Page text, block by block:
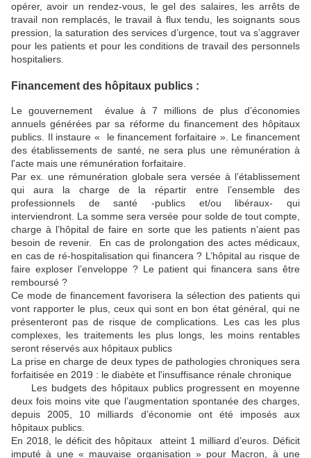
opérer, avoir un rendez-vous, le gel des salaires, les arrêts de
travail non remplacés, le travail à flux tendu, les soignants sous
pression, la saturation des services d’urgence, tout va s’aggraver
pour les patients et pour les conditions de travail des personnels
hospitaliers.
Financement des hôpitaux publics :
Le gouvernement évalue à 7 millions de plus d’économies
annuels générées par sa réforme du financement des hôpitaux
publics. Il instaure « le financement forfaitaire ». Le financement
des établissements de santé, ne sera plus une rémunération à
l'acte mais une rémunération forfaitaire.
Par ex. une rémunération globale sera versée à l’établissement
qui aura la charge de la répartir entre l’ensemble des
professionnels de santé -publics et/ou libéraux- qui
interviendront. La somme sera versée pour solde de tout compte,
charge à l’hôpital de faire en sorte que les patients n’aient pas
besoin de revenir. En cas de prolongation des actes médicaux,
en cas de ré-hospitalisation qui financera ? L’hôpital au risque de
faire exploser l’enveloppe ? Le patient qui financera sans être
remboursé ?
Ce mode de financement favorisera la sélection des patients qui
vont rapporter le plus, ceux qui sont en bon état général, qui ne
présenteront pas de risque de complications. Les cas les plus
complexes, les traitements les plus longs, les moins rentables
seront réservés aux hôpitaux publics
La prise en charge de deux types de pathologies chroniques sera
forfaitisée en 2019 : le diabète et l'insuffisance rénale chronique
Les budgets des hôpitaux publics progressent en moyenne
deux fois moins vite que l’augmentation spontanée des charges,
depuis 2005, 10 milliards d’économie ont été imposés aux
hôpitaux publics.
En 2018, le déficit des hôpitaux atteint 1 milliard d’euros. Déficit
imputé à une « mauvaise organisation » pour Macron, à une